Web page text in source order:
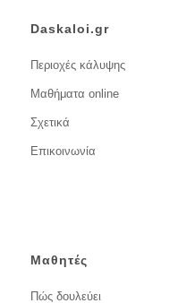
Daskaloi.gr
Περιοχές κάλυψης
Μαθήματα online
Σχετικά
Επικοινωνία
Μαθητές
Πώς δουλεύει